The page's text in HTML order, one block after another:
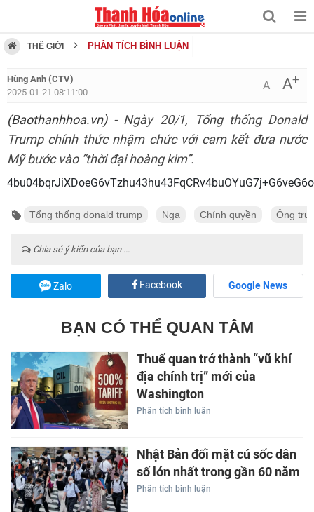
THẾ GIỚI PHÂN TÍCH BÌNH LUẬN
Hùng Anh (CTV)
2025-01-21 08:11:00
A A+
(Baothanhhoa.vn)- Ngày 20/1, Tổng thống Donald
Trump chính thức nhậm chức với cam kết đưa nước
Mỹ bước vào “thời đại hoàng kim”.
Tổng thống donald trump Nga Chính quyền Ông
Chia sẻ ý kiến của bạn ...
Zalo Facebook Google News
BẠN CÓ THỂ QUAN TÂM
Thuế quan trở thành “vũ khí
địa chính trị” mới của
Washington
Phân tích bình luận
Nhật Bản đối mặt cú sốc dân
số lớn nhất trong gần 60 năm
Phân tích bình luận